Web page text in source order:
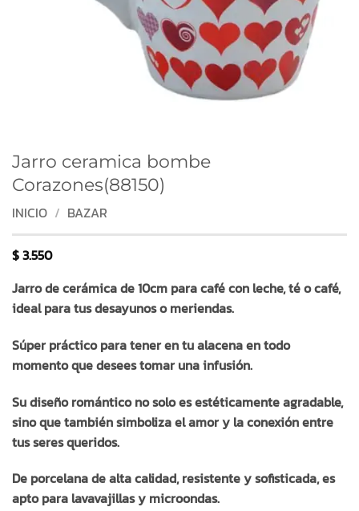
Jarro ceramica bombe
Corazones(88150)
INICIO / BAZAR
$3.550
Jarro de cerámica de 10cm para café con leche, té o café,
ideal para tus desayunos o meriendas.
Súper práctico para tener en tu alacena en todo
momento que desees tomar una infusión.
Su diseño romántico no solo es estéticamente agradable,
sino que también simboliza el amor y la conexión entre
tus seres queridos.
De porcelana de alta calidad, resistente y sofisticada, es
apto para lavavajillas y microondas.